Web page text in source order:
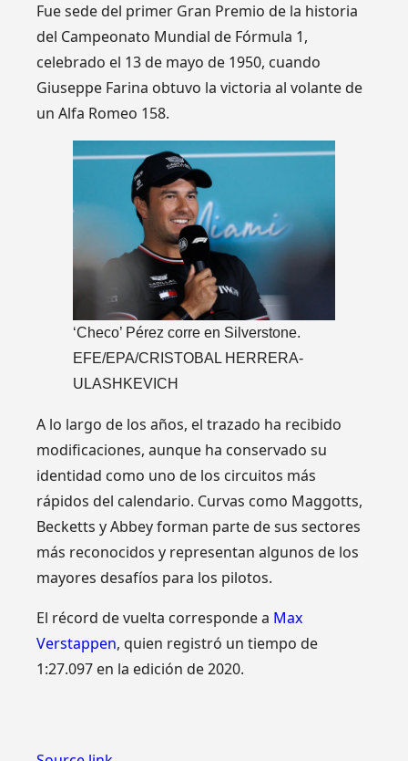
Fue sede del primer Gran Premio de la historia
del Campeonato Mundial de Fórmula 1,
celebrado el 13 de mayo de 1950, cuando
Giuseppe Farina obtuvo la victoria al volante de
un Alfa Romeo 158.
‘Checo’ Pérez corre en Silverstone.
EFE/EPA/CRISTOBAL HERRERA-
ULASHKEVICH
A lo largo de los años, el trazado ha recibido
modificaciones, aunque ha conservado su
identidad como uno de los circuitos más
rápidos del calendario. Curvas como Maggotts,
Becketts y Abbey forman parte de sus sectores
más reconocidos y representan algunos de los
mayores desafíos para los pilotos.
El récord de vuelta corresponde a Max
Verstappen, quien registró un tiempo de
1:27.097 en la edición de 2020.